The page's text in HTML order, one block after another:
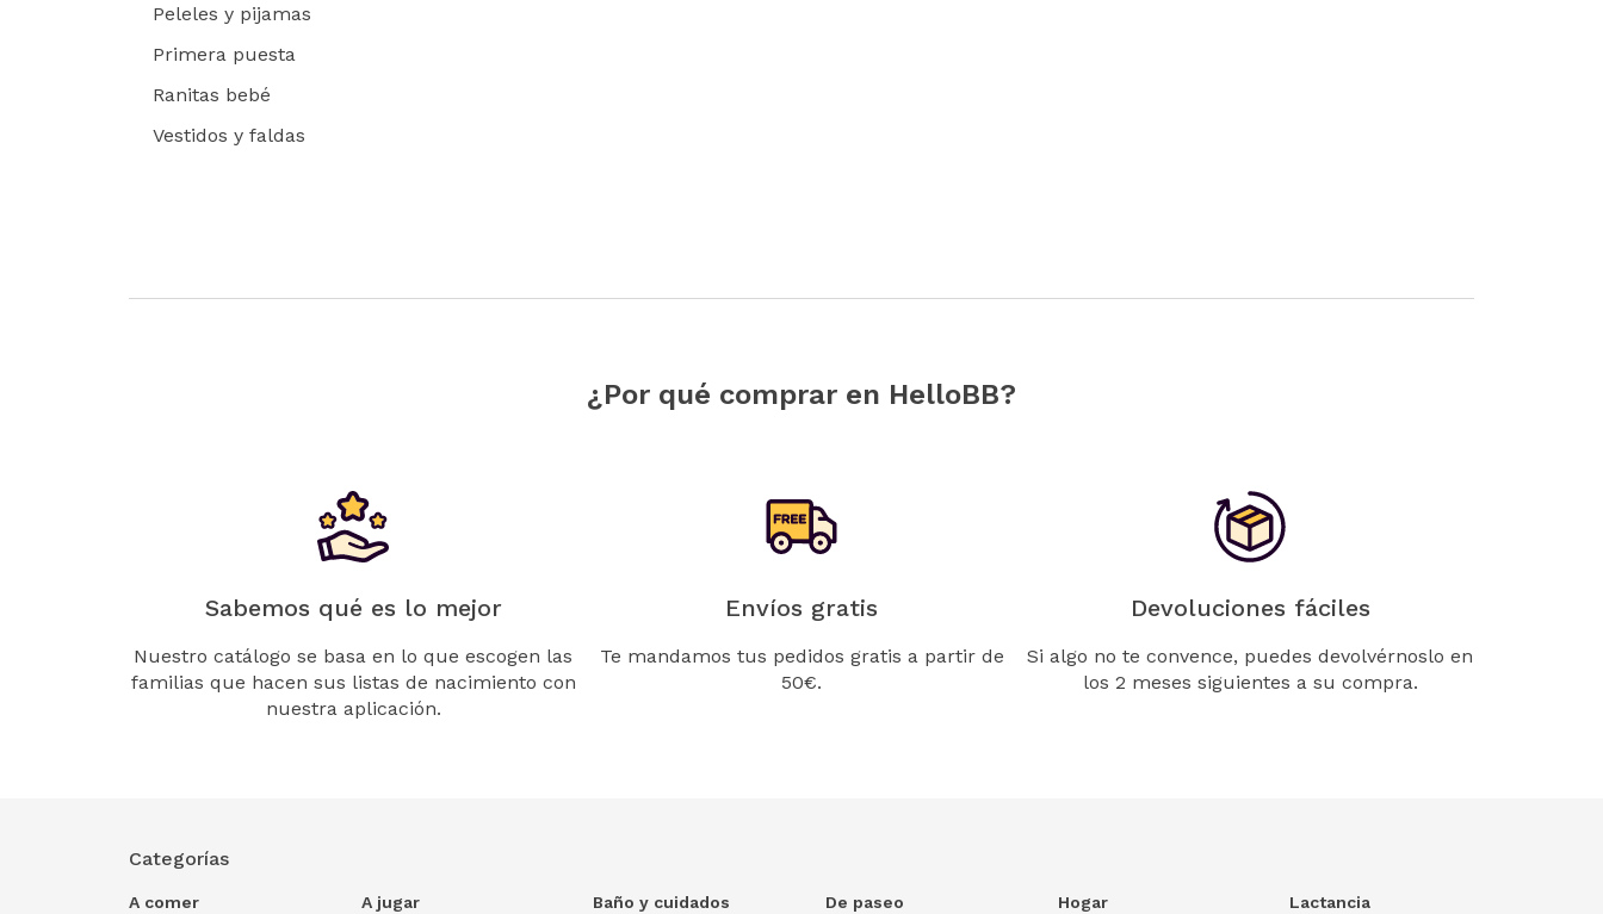
Peleles y pijamas
Primera puesta
Ranitas bebé
Vestidos y faldas
¿Por qué comprar en HelloBB?
Sabemos qué es lo mejor
Nuestro catálogo se basa en lo que escogen las
familias que hacen sus listas de nacimiento con
nuestra aplicación.
Envíos gratis
Te mandamos tus pedidos gratis a partir de
50€.
Devoluciones fáciles
Si algo no te convence, puedes devolvérnoslo en
los 2 meses siguientes a su compra.
Categorías
A comer
A jugar
Baño y cuidados
De paseo
Hogar
Lactancia